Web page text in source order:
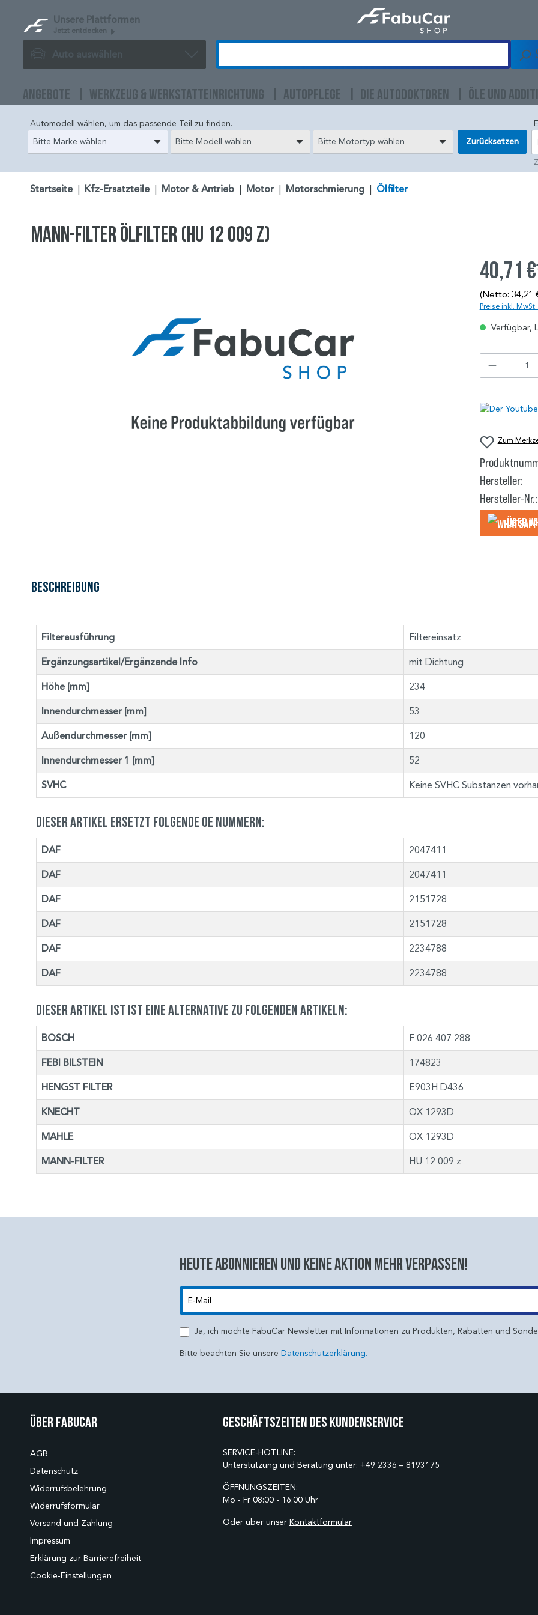
Unsere Plattformen
Jetzt entdecken
Auto auswählen
ANGEBOTE WERKZEUG & WERKSTATTEINRICHTUNG AUTOPFLEGE DIE AUTODOKTOREN ÖLE UND
Automodell wählen, um das passende Teil zu finden.
Bitte Marke wählen
Bitte Modell wählen Bitte Motortyp wählen Zurücksetzen
Startseite Kfz-Ersatzteile Motor & Antrieb Motor Motorschmierung Ölfilter
MANN-FILTER Ölfilter (HU 12 009 z)
40,71
(Netto: 34,21
Preise inkl.
Verfügbar,
Zum
Hersteller:
Hersteller-Nr.:
Über
Beschreibung
Filterausführung Filtereinsatz
Ergänzungsartikel/Ergänzende Info mit Dichtung
Höhe [mm] 234
Innendurchmesser [mm] 53
Außendurchmesser [mm] 120
Innendurchmesser 1 [mm] 52
SVHC Keine SVHC Substanzen
Dieser Artikel ersetzt folgende OE Nummern:
DAF 2047411
DAF 2047411
DAF 2151728
DAF 2151728
DAF 2234788
DAF 2234788
Dieser Artikel ist ist eine Alternative zu folgenden Artikeln:
BOSCH F 026 407 288
FEBI BILSTEIN 174823
HENGST FILTER E903H D436
KNECHT OX 1293D
MAHLE OX 1293D
MANN-FILTER HU 12 009 z
Heute abonnieren und keine aktion mehr verpassen!
Ja, ich möchte FabuCar Newsletter mit Informationen zu Produkten, Rabatten und
Bitte beachten Sie unsere Datenschutzerklärung.
Über Fabucar
AGB
Datenschutz
Widerrufsbelehrung
Widerrufsformular
Versand und Zahlung
Impressum
Erklärung zur Barrierefreiheit
Cookie-Einstellungen
Geschäftszeiten des Kundenservice
SERVICE-HOTLINE:
Unterstützung und Beratung unter: +49 2336 – 8193175
ÖFFNUNGSZEITEN:
Mo - Fr 08:00 - 16:00 Uhr
Oder über unser Kontaktformular